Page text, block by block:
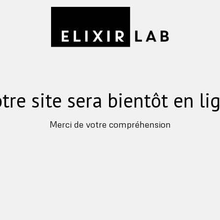
site sera bientôt en
Merci de votre compréhension